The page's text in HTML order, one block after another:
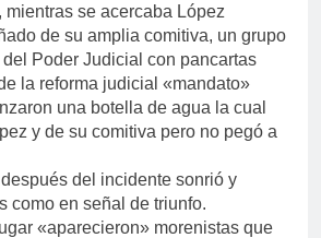
mientras se acercaba López
de su amplia comitiva, un grupo
Poder Judicial con pancartas
la reforma judicial «mandato»
una botella de agua la cual
y de su comitiva pero no pegó a
del incidente sonrió y
como en señal de triunfo.
«aparecieron» morenistas que